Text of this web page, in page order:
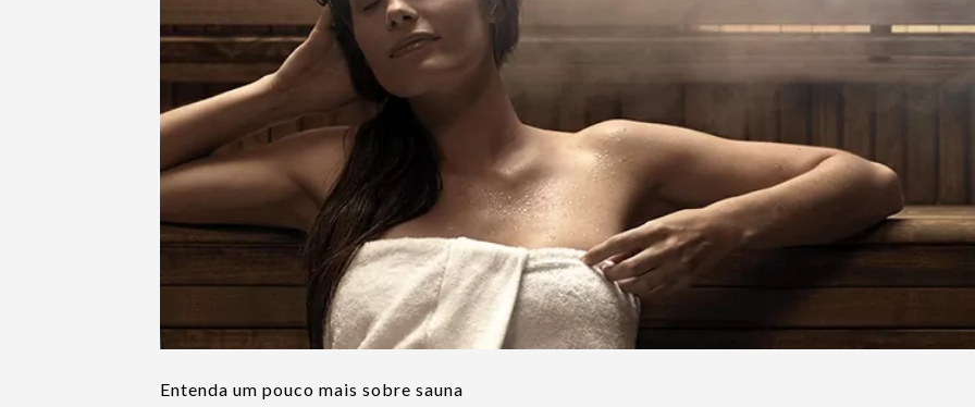
Entenda um pouco mais sobre sauna